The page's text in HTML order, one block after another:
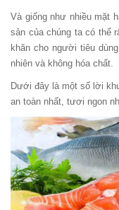
Và giống như nhiều mặt
sản của chúng ta có thể
khăn cho người tiêu
nhiên và không hóa chất.
Dưới đây là một số lời
an toàn nhất, tươi ngon